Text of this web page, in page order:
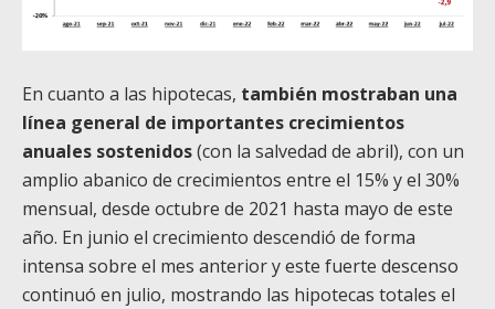
En cuanto a las hipotecas, también mostraban una
línea general de importantes crecimientos
anuales sostenidos(con la salvedad de abril), con un
amplio abanico de crecimientos entre el 15% y el 30%
mensual, desde octubre de 2021 hasta mayo de este
año. En junio el crecimiento descendió de forma
intensa sobre el mes anterior y este fuerte descenso
continuó en julio, mostrando las hipotecas totales el